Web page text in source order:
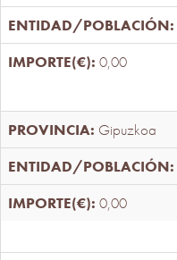
0,00
Gipuzkoa
0,00